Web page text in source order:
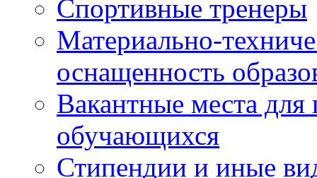
Спортивные тренеры
Материально-
оснащенность
Вакантные места для
обучающихся
Стипендии и иные